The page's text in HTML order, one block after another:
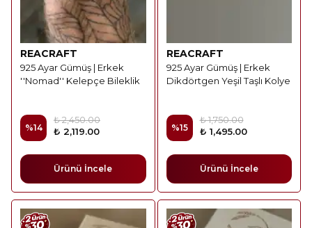
REACRAFT
925 Ayar Gümüş | Erkek
''Nomad'' Kelepçe Bileklik
%14
₺ 2,450.00
₺ 2,119.00
Ürünü İncele
REACRAFT
925 Ayar Gümüş | Erkek
Dikdörtgen Yeşil Taşlı Kolye
%15
₺ 1,750.00
₺ 1,495.00
Ürünü İncele